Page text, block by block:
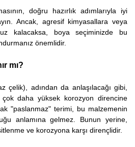
doğru hazırlık adımlarıyla iyi
Ancak, agresif kimyasallara veya
kalacaksa, boya seçiminizde bu
önemlidir.
mı?
çelik), adından da anlaşılacağı gibi,
daha yüksek korozyon direncine
"paslanmaz" terimi, bu malzemenin
anlamına gelmez. Bunun yerine,
ve korozyona karşı dirençlidir.